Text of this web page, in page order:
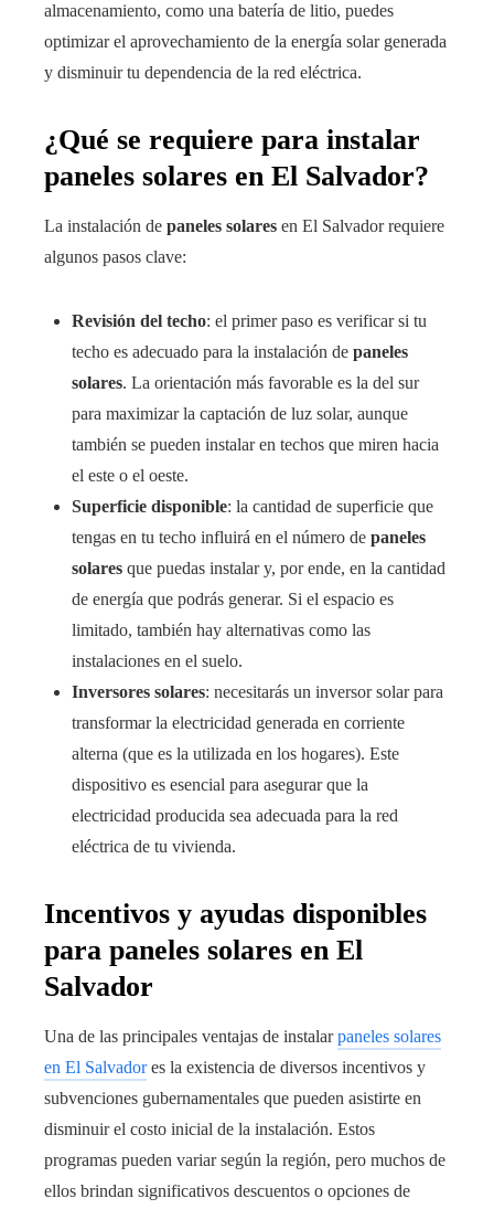
almacenamiento, como una batería de litio, puedes
optimizar el aprovechamiento de la energía solar generada
y disminuir tu dependencia de la red eléctrica.
¿Qué se requiere para instalar
paneles solares en El Salvador?
La instalación de paneles solares en El Salvador requiere
algunos pasos clave:
Revisión del techo: el primer paso es verificar si tu
techo es adecuado para la instalación de paneles
solares. La orientación más favorable es la del sur
para maximizar la captación de luz solar, aunque
también se pueden instalar en techos que miren hacia
el este o el oeste.
Superficie disponible: la cantidad de superficie que
tengas en tu techo influirá en el número de paneles
solares que puedas instalar y, por ende, en la cantidad
de energía que podrás generar. Si el espacio es
limitado, también hay alternativas como las
instalaciones en el suelo.
Inversores solares: necesitarás un inversor solar para
transformar la electricidad generada en corriente
alterna (que es la utilizada en los hogares). Este
dispositivo es esencial para asegurar que la
electricidad producida sea adecuada para la red
eléctrica de tu vivienda.
Incentivos y ayudas disponibles
para paneles solares en El
Salvador
Una de las principales ventajas de instalarpaneles solares
en El Salvadores la existencia de diversos incentivos y
subvenciones gubernamentales que pueden asistirte en
disminuir el costo inicial de la instalación. Estos
programas pueden variar según la región, pero muchos de
ellos brindan significativos descuentos o opciones de